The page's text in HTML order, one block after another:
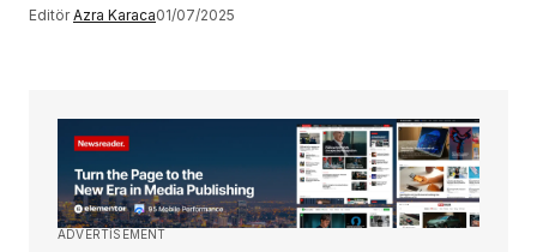
Editör Azra Karaca01/07/2025
ADVERTISEMENT